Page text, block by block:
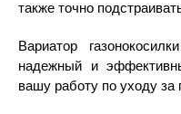
также точно
Вариатор
надежный и
вашу работу по уходу за